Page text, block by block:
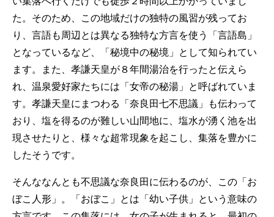
た。そのため、この地域だけの独特の風習が残ってお
り、言語も周辺とは異なる独特な方言を使う「言語島」
となっているなど、「秘境中の秘境」として知られてい
ます。また、孝謙天皇が８年間湯治を行ったと伝えら
れ、温泉愛好家たちには「女帝の秘湯」と呼ばれていま
す。孝謙天皇にまつわる「奈良田七不思議」も伝わって
おり、塩を得るのが難しい山間地に、塩水が湧く池を出
現させたりと、様々な超常現象を起こし、集落を豊かに
したそうです。
そんななんとも不思議な奈良田に伝わるのが、この「お
ぼこ人形」。「おぼこ」とは「幼い子供」という意味の